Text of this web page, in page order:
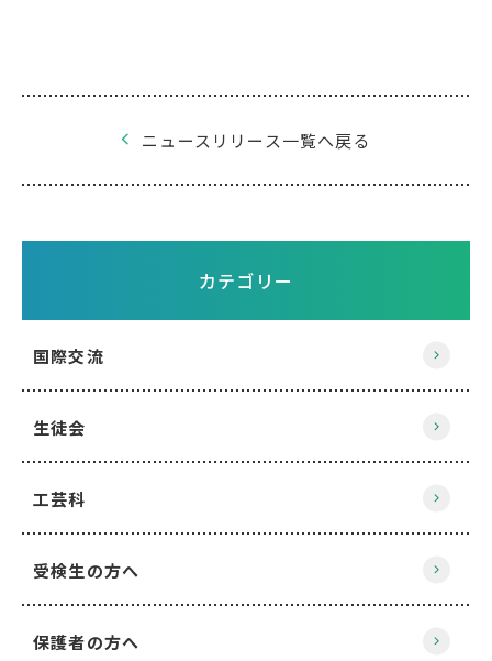
ニュースリリース一覧へ戻る
カテゴリー
国際交流
生徒会
工芸科
受検生の方へ
保護者の方へ